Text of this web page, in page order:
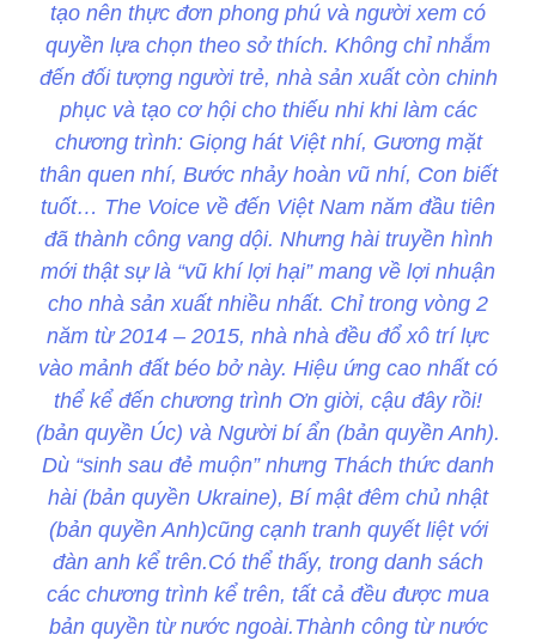
tạo nên thực đơn phong phú và người xem có
quyền lựa chọn theo sở thích. Không chỉ nhắm
đến đối tượng người trẻ, nhà sản xuất còn chinh
phục và tạo cơ hội cho thiếu nhi khi làm các
chương trình: Giọng hát Việt nhí, Gương mặt
thân quen nhí, Bước nhảy hoàn vũ nhí, Con biết
tuốt… The Voice về đến Việt Nam năm đầu tiên
đã thành công vang dội. Nhưng hài truyền hình
mới thật sự là “vũ khí lợi hại” mang về lợi nhuận
cho nhà sản xuất nhiều nhất. Chỉ trong vòng 2
năm từ 2014 – 2015, nhà nhà đều đổ xô trí lực
vào mảnh đất béo bở này. Hiệu ứng cao nhất có
thể kể đến chương trình Ơn giời, cậu đây rồi!
(bản quyền Úc) và Người bí ẩn (bản quyền Anh).
Dù “sinh sau đẻ muộn” nhưng Thách thức danh
hài (bản quyền Ukraine), Bí mật đêm chủ nhật
(bản quyền Anh)cũng cạnh tranh quyết liệt với
đàn anh kể trên.Có thể thấy, trong danh sách
các chương trình kể trên, tất cả đều được mua
bản quyền từ nước ngoài.Thành công từ nước